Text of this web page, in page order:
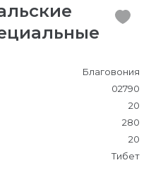
Благовония
02790
20
280
20
Тибет